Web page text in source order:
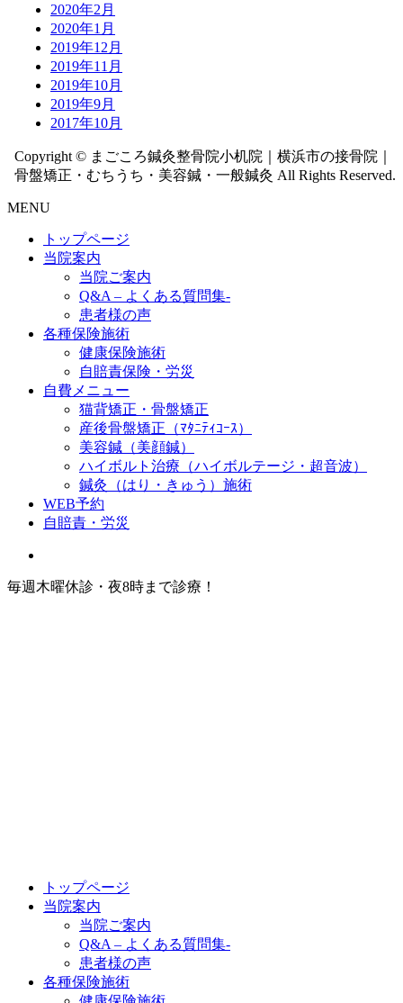
2020年2月
2020年1月
2019年12月
2019年11月
2019年10月
2019年9月
2017年10月
Copyright © まごころ鍼灸整骨院小机院｜横浜市の接骨院｜
骨盤矯正・むちうち・美容鍼・一般鍼灸 All Rights Reserved.
MENU
トップページ
当院案内
当院ご案内
Q&A – よくある質問集-
患者様の声
各種保険施術
健康保険施術
自賠責保険・労災
自費メニュー
猫背矯正・骨盤矯正
産後骨盤矯正（ﾏﾀﾆﾃｨｺｰｽ）
美容鍼（美顔鍼）
ハイボルト治療（ハイボルテージ・超音波）
鍼灸（はり・きゅう）施術
WEB予約
自賠責・労災
毎週木曜休診・夜8時まで診療！
トップページ
当院案内
当院ご案内
Q&A – よくある質問集-
患者様の声
各種保険施術